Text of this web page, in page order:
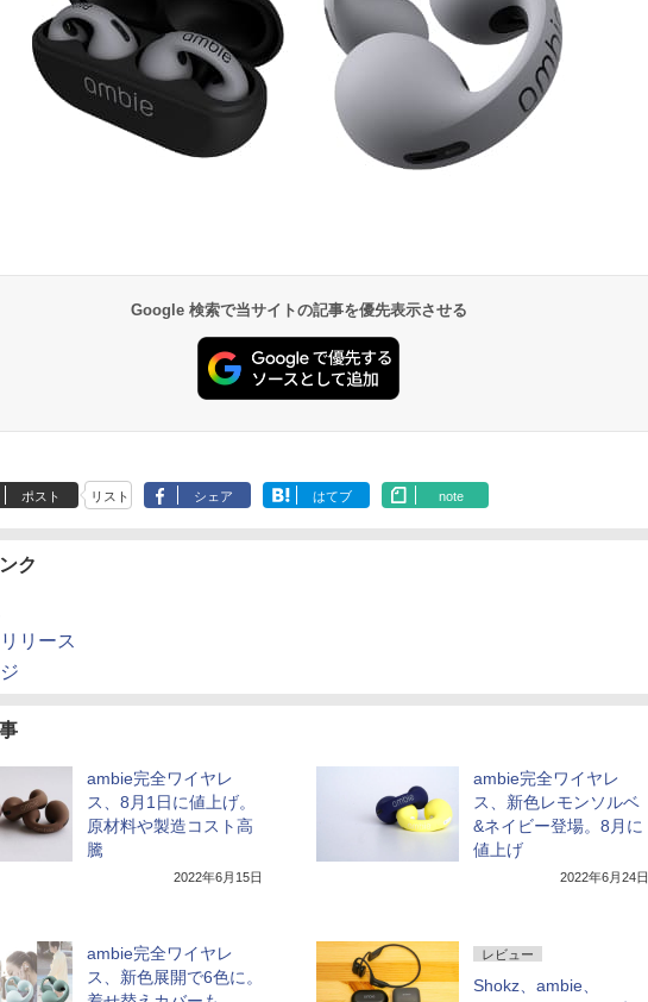
Google 検索で当サイトの記事を優先表示させる
ポスト リスト シェア はてブ note
ク
リース
ambie完全ワイヤレ
ス、8月1日に値上げ。
原材料や製造コスト高
騰
2022年6月15日
ambie完全ワイヤレ
ス、新色レモンソルベ
&ネイビー登場。8月に
値上げ
2022年6月24日
ambie完全ワイヤレ
ス、新色展開で6色に。
レビュー
Shokz、ambie、